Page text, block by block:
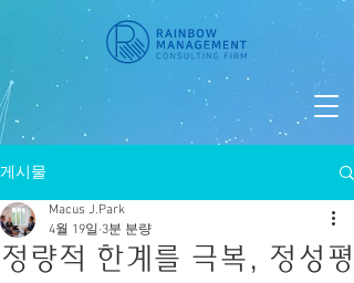
게시물
정량적 한계를 극복, 정성평
Macus J.Park
4월 19일 3분 분량